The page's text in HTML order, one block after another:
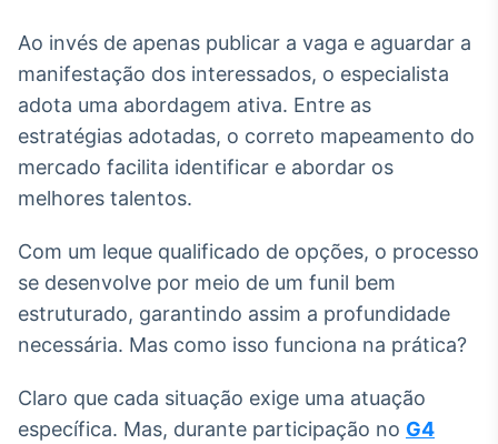
Ao invés de apenas publicar a vaga e aguardar a
manifestação dos interessados, o especialista
adota uma abordagem ativa. Entre as
estratégias adotadas, o correto mapeamento do
mercado facilita identificar e abordar os
melhores talentos.
Com um leque qualificado de opções, o processo
se desenvolve por meio de um funil bem
estruturado, garantindo assim a profundidade
necessária. Mas como isso funciona na prática?
Claro que cada situação exige uma atuação
específica. Mas, durante participação no G4